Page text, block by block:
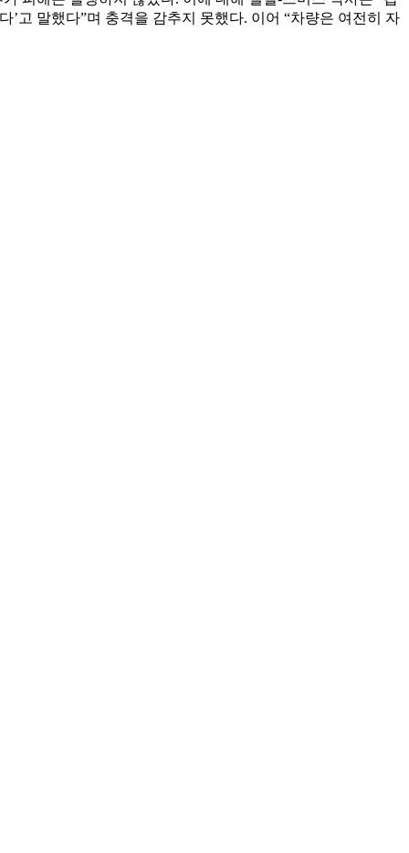
고 말했다”며 충격을 감추지 못했다. 이어 “차량은 여전히 자